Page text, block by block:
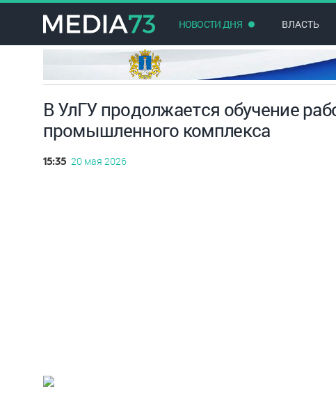
НОВОСТИ ДНЯ ВЛАСТЬ
В УлГУ продолжается обучение
промышленного комплекса
15:35 20 мая 2026